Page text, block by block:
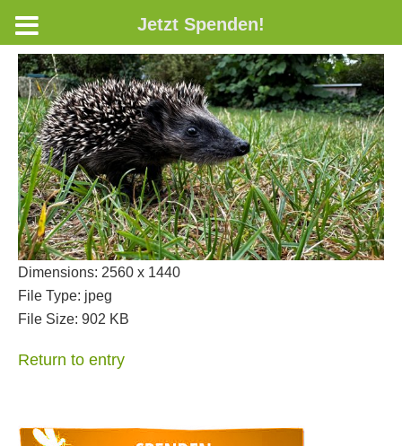
Dimensions: 2560 x 1440
File Type: jpeg
File Size: 902 KB
Return to entry
Jetzt Spenden!